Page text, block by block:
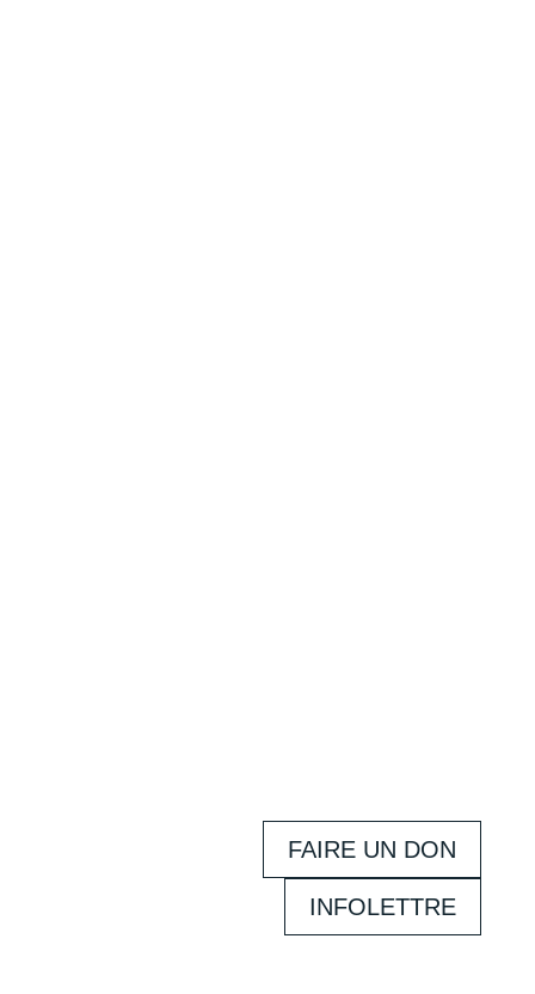
FAIRE UN DON
INFOLETTRE